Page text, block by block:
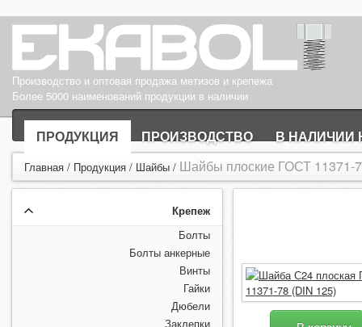
Производство и оптовая продажа метизов и крепежа
Более 5000 наименований продукции в наличии
ПРОДУКЦИЯ ПРОИЗВОДСТВО В НАЛИЧИИ
Главная / Продукция / Шайбы / Шайбы плоские ГОСТ 11371-
Крепеж
Болты
Болты анкерные
Винты
Гайки
Дюбели
Заклепки